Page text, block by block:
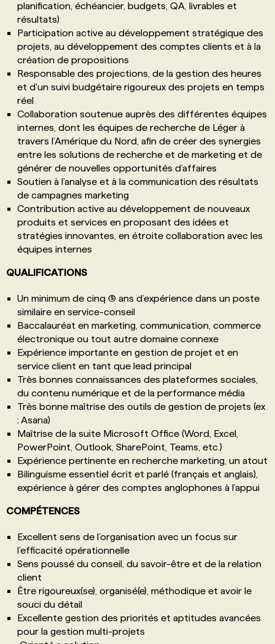
planification, échéancier, budgets, QA, livrables et
résultats)
Participation active au développement stratégique des
projets, au développement des comptes clients et à la
création de propositions
Responsable des projections, de la gestion des heures
et d'un suivi budgétaire rigoureux des projets en temps
réel
Collaboration soutenue auprès des différentes équipes
internes, dont les équipes de recherche de Léger à
travers l’Amérique du Nord, afin de créer des synergies
entre les solutions de recherche et de marketing et de
générer de nouvelles opportunités d’affaires
Soutien à l’analyse et à la communication des résultats
de campagnes marketing
Contribution active au développement de nouveaux
produits et services en proposant des idées et
stratégies innovantes, en étroite collaboration avec les
équipes internes
QUALIFICATIONS
Un minimum de cinq (5) ans d’expérience dans un poste
similaire en service-conseil
Baccalauréat en marketing, communication, commerce
électronique ou tout autre domaine connexe
Expérience importante en gestion de projet et en
service client en tant que lead principal
Très bonnes connaissances des plateformes sociales,
du contenu numérique et de la performance média
Très bonne maîtrise des outils de gestion de projets (ex
; Asana)
Maîtrise de la suite Microsoft Office (Word, Excel,
PowerPoint, Outlook, SharePoint, Teams, etc.)
Expérience pertinente en recherche marketing, un atout
Bilinguisme essentiel écrit et parlé (français et anglais),
expérience à gérer des comptes anglophones à l’appui
COMPÉTENCES
Excellent sens de l’organisation avec un focus sur
l’efficacité opérationnelle
Sens poussé du conseil, du savoir-être et de la relation
client
Être rigoureux(se), organisé(e), méthodique et avoir le
souci du détail
Excellente gestion des priorités et aptitudes avancées
pour la gestion multi-projets